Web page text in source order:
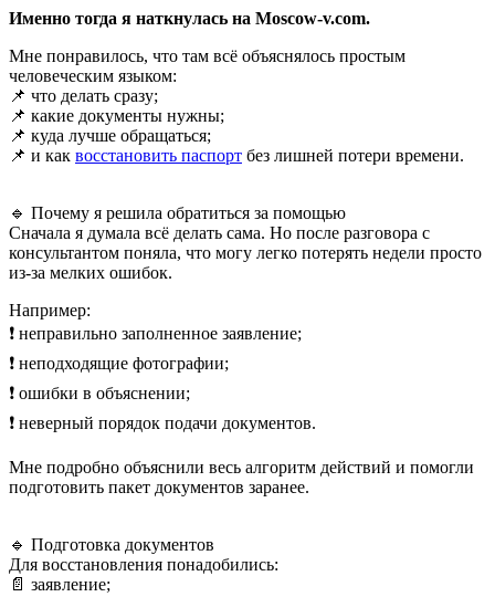
Именно тогда я наткнулась на Moscow-v.com.
Мне понравилось, что там всё объяснялось простым
человеческим языком:
📌 что делать сразу;
📌 какие документы нужны;
📌 куда лучше обращаться;
📌 и как восстановить паспорт без лишней потери времени.
🔹 Почему я решила обратиться за помощью
Сначала я думала всё делать сама. Но после разговора с
консультантом поняла, что могу легко потерять недели просто
из-за мелких ошибок.
Например:
❗ неправильно заполненное заявление;
❗ неподходящие фотографии;
❗ ошибки в объяснении;
❗ неверный порядок подачи документов.
Мне подробно объяснили весь алгоритм действий и помогли
подготовить пакет документов заранее.
🔹 Подготовка документов
Для восстановления понадобились:
📄 заявление;